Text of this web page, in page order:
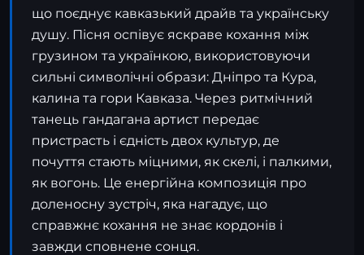
що поєднує кавказький драйв та українську
душу. Пісня оспівує яскраве кохання між
грузином та українкою, використовуючи
сильні символічні образи: Дніпро та Кура,
калина та гори Кавказа. Через ритмічний
танець гандагана артист передає
пристрасть і єдність двох культур, де
почуття стають міцними, як скелі, і палкими,
як вогонь. Це енергійна композиція про
доленосну зустріч, яка нагадує, що
справжнє кохання не знає кордонів і
завжди сповнене сонця.